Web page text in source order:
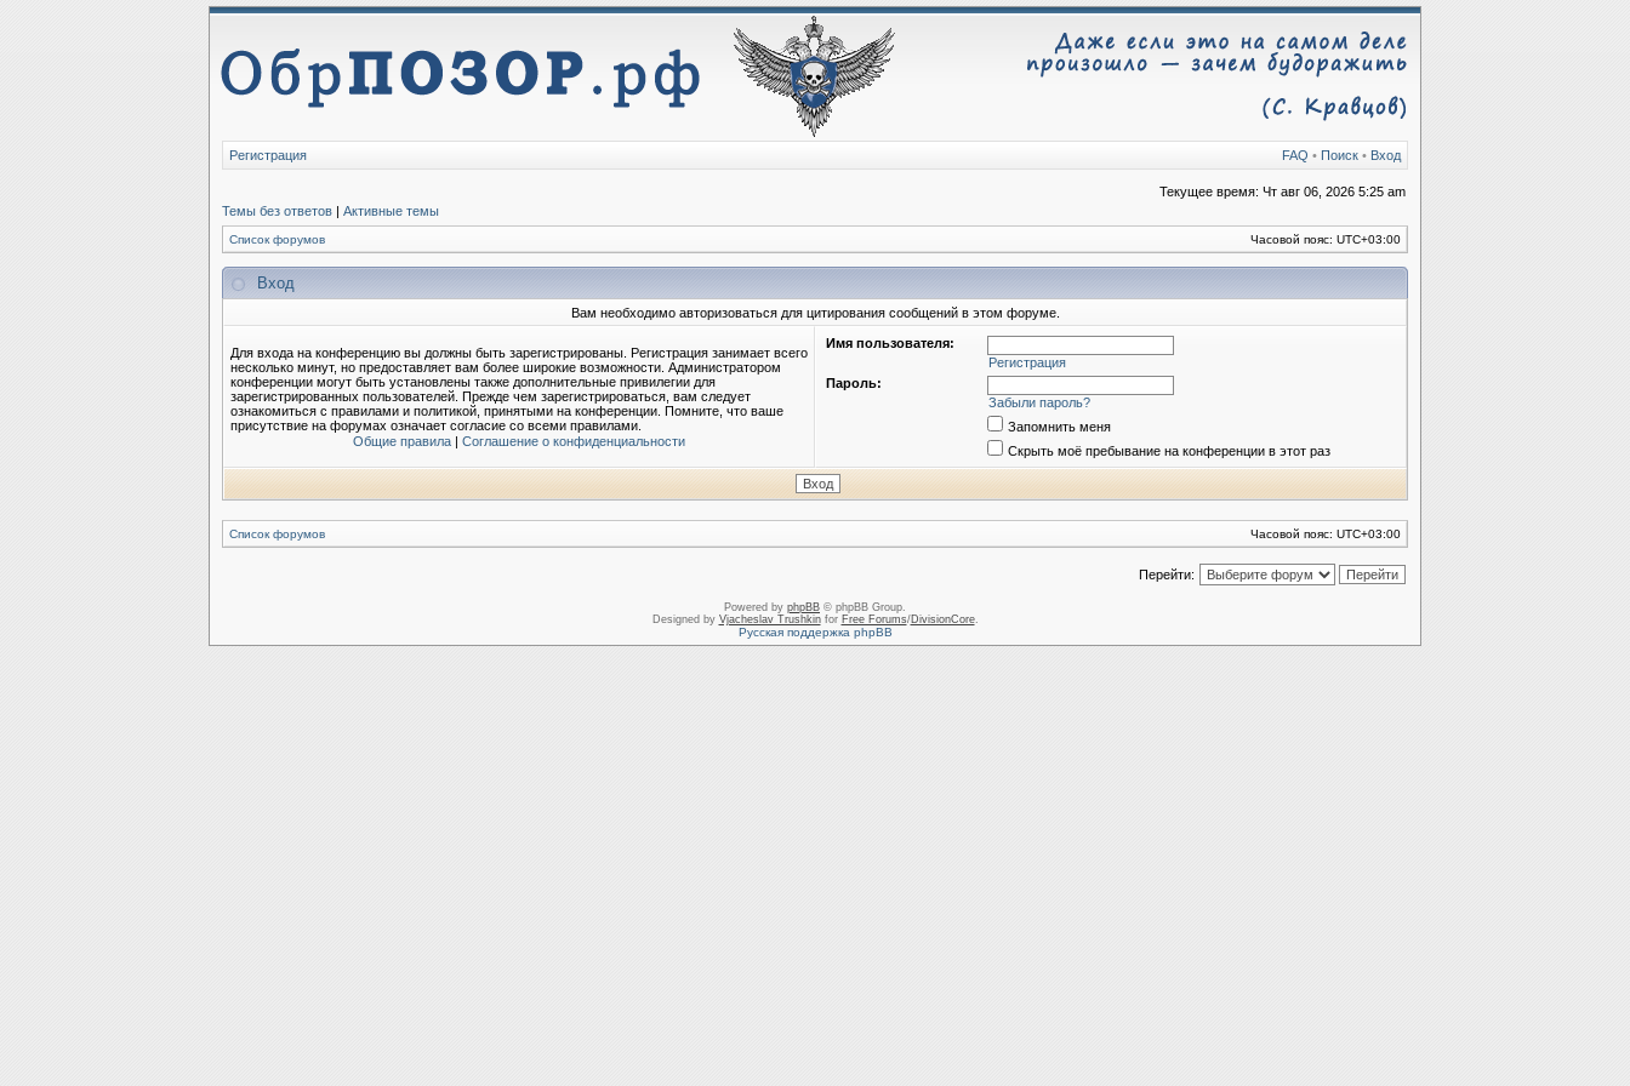
FAQ • Поиск • Вход
Регистрация
Текущее время: Чт авг 06, 2026 5:25 am
Темы без ответов | Активные темы
Список форумов Часовой пояс: UTC+03:00
Вход
Вам необходимо авторизоваться для цитирования сообщений в этом форуме.
Для входа на конференцию вы должны быть зарегистрированы. Регистрация занимает всего
несколько минут, но предоставляет вам более широкие возможности. Администратором
конференции могут быть установлены также дополнительные привилегии для
зарегистрированных пользователей. Прежде чем зарегистрироваться, вам следует
ознакомиться с правилами и политикой, принятыми на конференции. Помните, что ваше
присутствие на форумах означает согласие со всеми правилами.
Общие правила | Соглашение о конфиденциальности
Имя пользователя:
Регистрация
Пароль:
Забыли пароль?
Запомнить меня
Скрыть моё пребывание на конференции в этот раз
Список форумов Часовой пояс: UTC+03:00
Перейти:
Powered by phpBB © phpBB Group.
Designed by Vjacheslav Trushkinfor Free Forums/DivisionCore.
Русская поддержка phpBB